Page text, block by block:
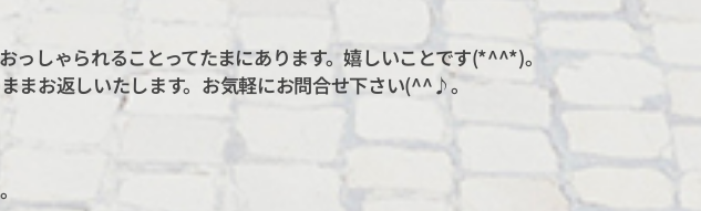
っしゃられることってたまにあります。嬉しいことです(*^^*)。
まお返しいたします。お気軽にお問合せ下さい(^^♪。